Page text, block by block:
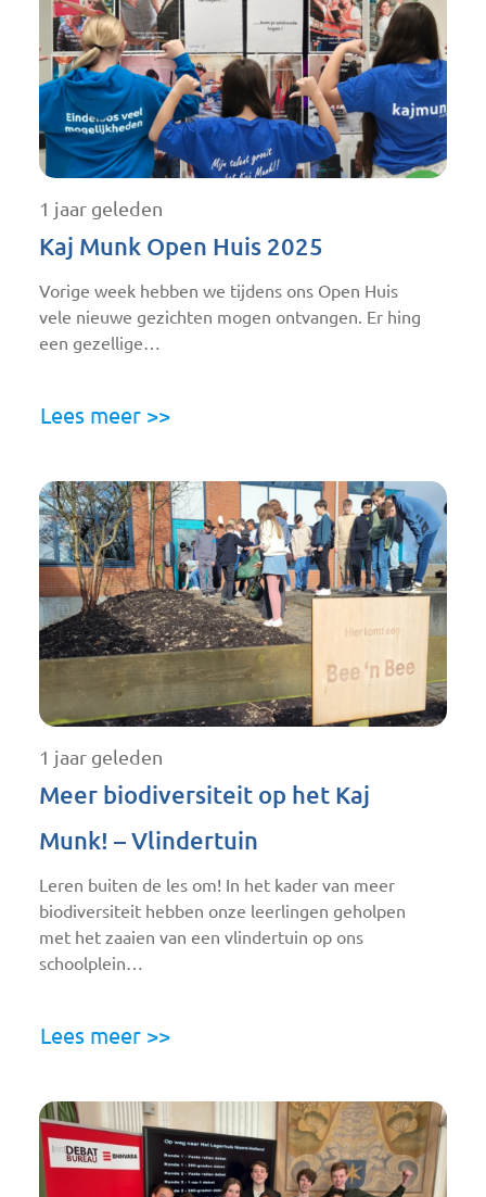
1 jaar geleden
Kaj Munk Open Huis 2025
Vorige week hebben we tijdens ons Open Huis
vele nieuwe gezichten mogen ontvangen. Er hing
een gezellige…
Lees meer >>
1 jaar geleden
Meer biodiversiteit op het Kaj
Munk! – Vlindertuin
Leren buiten de les om! In het kader van meer
biodiversiteit hebben onze leerlingen geholpen
met het zaaien van een vlindertuin op ons
schoolplein…
Lees meer >>